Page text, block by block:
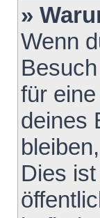
»
Wenn
für
deines
Dies